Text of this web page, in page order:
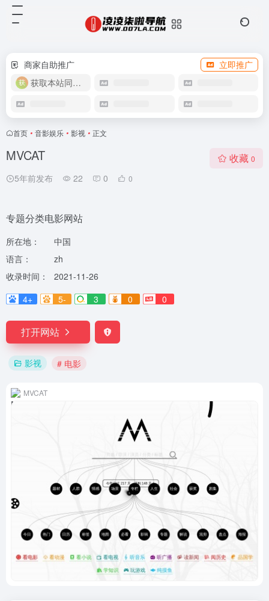
商家自助推广
立即推广
获取本站同款主题
首页 • 音影娱乐 • 影视 • 正文
MVCAT
5年前发布 22 0 0
收藏 0
专题分类电影网站
所在地：
中国
语言：
zh
收录时间：
2021-11-26
4+
5- 3 0 0
打开网站
影视 # 电影
MVCAT